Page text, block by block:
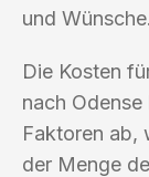
und Wünsche.
Die Kosten
nach
Faktoren ab,
der Menge